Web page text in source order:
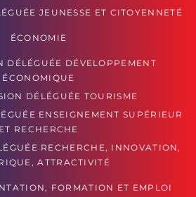
JEUNESSE ET CITOYENNETÉ
ÉCONOMIE
DÉLÉGUÉE DÉVELOPPEMENT
ÉCONOMIQUE
DÉLÉGUÉE TOURISME
ENSEIGNEMENT SUPÉRIEUR
ET RECHERCHE
RECHERCHE, INNOVATION,
ATTRACTIVITÉ
FORMATION ET EMPLOI